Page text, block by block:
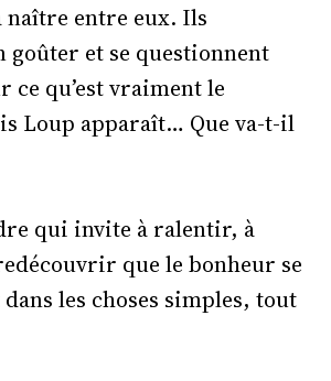
naître entre eux. Ils
goûter et se questionnent
ce qu’est vraiment le
Loup apparaît… Que va-t-il
qui invite à ralentir, à
que le bonheur se
les choses simples, tout